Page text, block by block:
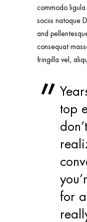
commodo
sociis natoque
and
consequat
fringilla vel,
top
for